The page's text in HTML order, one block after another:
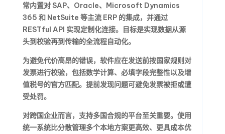
常内置对 SAP、Oracle、Microsoft Dynamics
365 和 NetSuite 等主流 ERP 的集成，并通过
RESTful API 实现定制化连接。目标是实现数据从源
头到校验再到传输的全流程自动化。
为避免代价高昂的错误，软件应在发送前按国家规则对
发票进行校验，包括数学计算、必填字段完整性以及增
值税号的官方匹配。提前发现问题可避免发票被拒或遭
受处罚。
对跨国企业而言，支持多国合规的平台至关重要。使用
统一系统比分散管理多个本地方案更高效、更具成本优